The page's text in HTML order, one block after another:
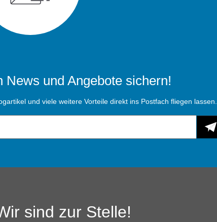
News und Angebote sichern!
und viele weitere Vorteile direkt ins Postfach fliegen lassen.
sind zur Stelle!